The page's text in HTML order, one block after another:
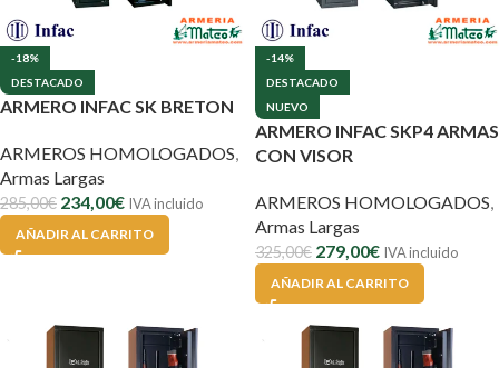
-18%
DESTACADO
ARMERO INFAC SK BRETON
ARMEROS HOMOLOGADOS,
Armas Largas
285,00€ 234,00€ IVA incluido
AÑADIR AL CARRITO
-14%
DESTACADO
NUEVO
ARMERO INFAC SKP4 ARMAS
CON VISOR
ARMEROS HOMOLOGADOS,
Armas Largas
325,00€ 279,00€ IVA incluido
AÑADIR AL CARRITO